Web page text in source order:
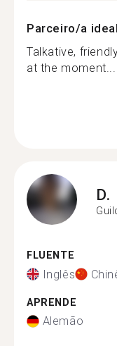
Parceiro/a
Talkative,
at the moment...
D.
FLUENTE
Inglês
APRENDE
Alemão